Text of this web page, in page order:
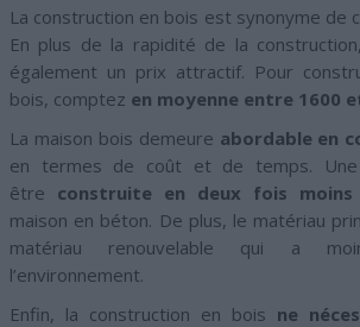
La construction en bois est synonyme de
En plus de la rapidité de la
également un prix attractif. Pour
bois, comptez en moyenne entre 1600
La maison bois demeure abordable en
en termes de coût et de temps.
être construite en deux fois
maison en béton. De plus, le matériau
matériau renouvelable qui a
l’environnement.
Enfin, la construction en bois ne